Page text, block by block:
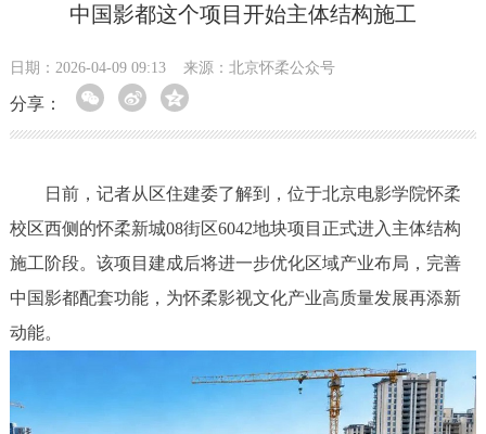
中国影都这个项目开始主体结构施工
日期：2026-04-09 09:13 来源：北京怀柔公众号
分享：
日前，记者从区住建委了解到，位于北京电影学院怀柔
校区西侧的怀柔新城08街区6042地块项目正式进入主体结构
施工阶段。该项目建成后将进一步优化区域产业布局，完善
中国影都配套功能，为怀柔影视文化产业高质量发展再添新
动能。